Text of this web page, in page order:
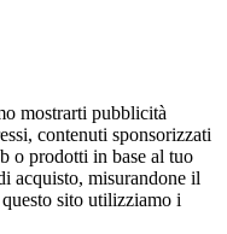
mostrarti pubblicità
contenuti sponsorizzati
o prodotti in base al tuo
acquisto, misurandone il
sito utilizziamo i